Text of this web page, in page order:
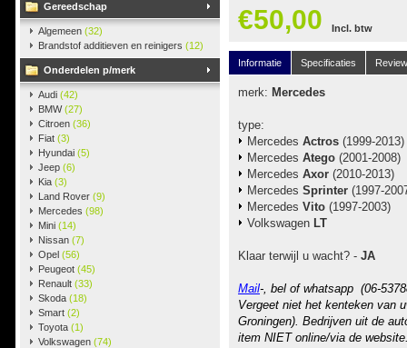
Gereedschap
Algemeen (32)
Brandstof additieven en reinigers (12)
Onderdelen p/merk
Audi (42)
BMW(27)
Citroen (36)
Fiat (3)
Hyundai (5)
Jeep (6)
Kia (3)
Land Rover (9)
Mercedes (98)
Mini (14)
Nissan (7)
Opel (56)
Peugeot (45)
Renault (33)
Skoda (18)
Smart (2)
Toyota (1)
Volkswagen (74)
€50,00 Incl. btw
Informatie Specificaties
merk: Mercedes
type:
Mercedes Actros (1999-2013)
Mercedes Atego (2001-2008)
Mercedes Axor (2010-2013)
Mercedes Sprinter (1997-
Mercedes Vito (1997-2003)
Volkswagen LT
Klaar terwijl u wacht? - JA
Mail-, bel of whatsapp (06-
Vergeet niet het kenteken van
Groningen). Bedrijven uit de
item NIET online/via de